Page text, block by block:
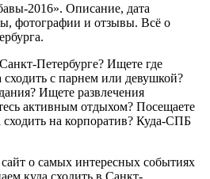
2016». Описание, дата
фотографии и отзывы. Всё о
Петербурге? Ищете где
сходить с парнем или девушкой?
Ищете развлечения
активным отдыхом? Посещаете
сходить на корпоратив? Куда-СПБ
о самых интересных событиях
куда сходить в Санкт-